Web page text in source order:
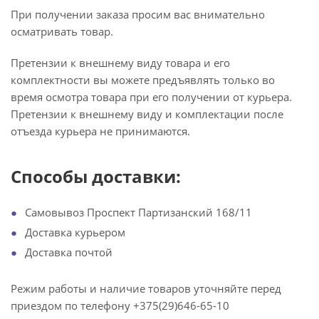
При получении заказа просим вас внимательно
осматривать товар.
Претензии к внешнему виду товара и его
комплектности вы можете предъявлять только во
время осмотра товара при его получении от курьера.
Претензии к внешнему виду и комплектации после
отъезда курьера не принимаются.
Способы доставки:
Самовывоз Проспект Партизанский 168/11
Доставка курьером
Доставка почтой
Режим работы и наличие товаров уточняйте перед
приездом по телефону +375(29)646-65-10